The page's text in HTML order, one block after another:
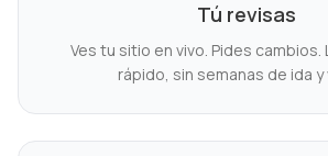
Tú revisas
Ves tu sitio en vivo. Pides cambios.
rápido, sin semanas de ida y